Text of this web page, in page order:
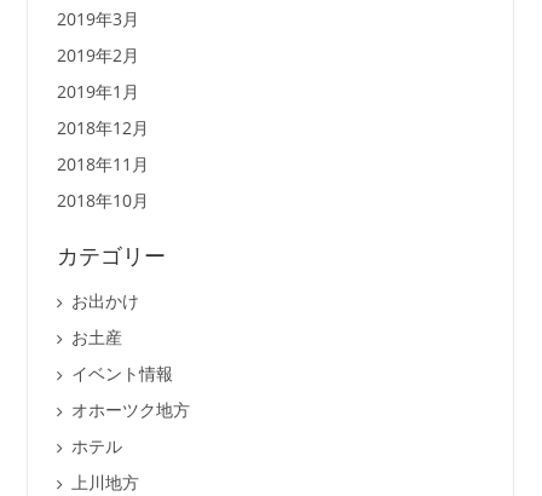
2019年3月
2019年2月
2019年1月
2018年12月
2018年11月
2018年10月
カテゴリー
お出かけ
お土産
イベント情報
オホーツク地方
ホテル
上川地方